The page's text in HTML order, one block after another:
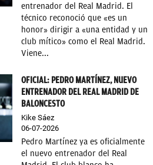
entrenador del Real Madrid. El
técnico reconoció que «es un
honor» dirigir a «una entidad y un
club mítico» como el Real Madrid.
Viene...
OFICIAL: PEDRO MARTÍNEZ, NUEVO
ENTRENADOR DEL REAL MADRID DE
BALONCESTO
Kike Sáez
06-07-2026
Pedro Martínez ya es oficialmente
el nuevo entrenador del Real